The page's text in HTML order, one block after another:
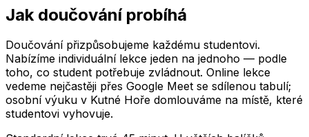
Jak doučování probíhá
Doučování přizpůsobujeme každému studentovi.
Nabízíme individuální lekce jeden na jednoho — podle
toho, co student potřebuje zvládnout. Online lekce
vedeme nejčastěji přes Google Meet se sdílenou tabulí;
osobní výuku v Kutné Hoře domlouváme na místě, které
studentovi vyhovuje.